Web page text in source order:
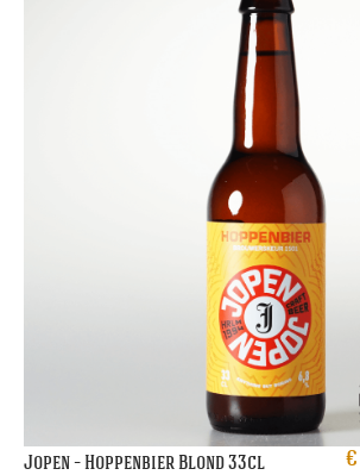
Jopen – Hoppenbier Blond 33cl €